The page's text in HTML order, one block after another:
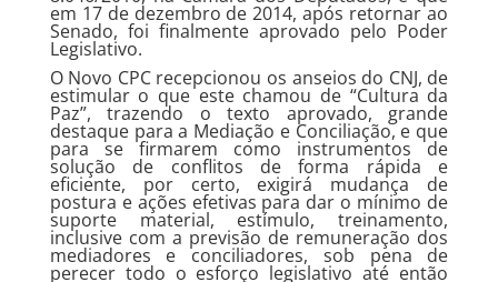
em 17 de dezembro de 2014, após retornar ao
Senado, foi finalmente aprovado pelo Poder
Legislativo.
O Novo CPC recepcionou os anseios do CNJ, de
estimular o que este chamou de “Cultura da
Paz”, trazendo o texto aprovado, grande
destaque para a Mediação e Conciliação, e que
para se firmarem como instrumentos de
solução de conflitos de forma rápida e
eficiente, por certo, exigirá mudança de
postura e ações efetivas para dar o mínimo de
suporte material, estímulo, treinamento,
inclusive com a previsão de remuneração dos
mediadores e conciliadores, sob pena de
perecer todo o esforço legislativo até então